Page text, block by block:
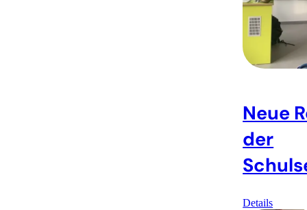
Neue
der
Details